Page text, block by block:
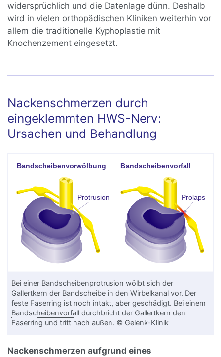
widersprüchlich und die Datenlage dünn. Deshalb
wird in vielen orthopädischen Kliniken weiterhin vor
allem die traditionelle Kyphoplastie mit
Knochenzement eingesetzt.
Nackenschmerzen durch
eingeklemmten HWS-Nerv:
Ursachen und Behandlung
Bei einer Bandscheibenprotrusion wölbt sich der
Gallertkern der Bandscheibe in denWirbelkanal vor. Der
feste Faserring ist noch intakt, aber geschädigt. Bei einem
Bandscheibenvorfall durchbricht der Gallertkern den
Faserring und tritt nach außen. © Gelenk-Klinik
Nackenschmerzen aufgrund eines